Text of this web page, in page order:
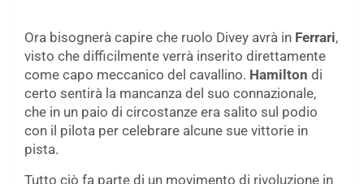
Ora bisognerà capire che ruolo Divey avrà in Ferrari,
visto che difficilmente verrà inserito direttamente
come capo meccanico del cavallino. Hamilton di
certo sentirà la mancanza del suo connazionale,
che in un paio di circostanze era salito sul podio
con il pilota per celebrare alcune sue vittorie in
pista.
Tutto ciò fa parte di un movimento di rivoluzione in